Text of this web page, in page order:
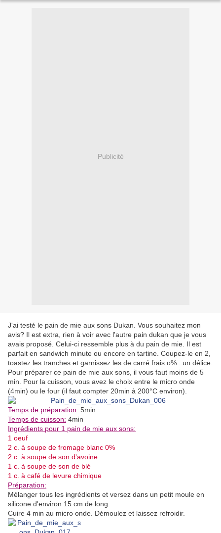
Publicité
J'ai testé le pain de mie aux sons Dukan. Vous souhaitez mon
avis? Il est extra, rien à voir avec l'autre pain dukan que je vous
avais proposé. Celui-ci ressemble plus à du pain de mie. Il est
parfait en sandwich minute ou encore en tartine. Coupez-le en 2,
toastez les tranches et garnissez les de carré frais o%...un délice.
Pour préparer ce pain de mie aux sons, il vous faut moins de 5
min. Pour la cuisson, vous avez le choix entre le micro onde
(4min) ou le four (il faut compter 20min à 200°C environ).
Temps de préparation: 5min
Temps de cuisson: 4min
Ingrédients pour 1 pain de mie aux sons:
1 oeuf
2 c. à soupe de fromage blanc 0%
2 c. à soupe de son d'avoine
1 c. à soupe de son de blé
1 c. à café de levure chimique
Préparation:
Mélanger tous les ingrédients et versez dans un petit moule en
silicone d'environ 15 cm de long.
Cuire 4 min au micro onde. Démoulez et laissez refroidir.